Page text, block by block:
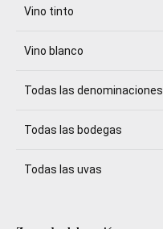
Vino tinto
Vino blanco
Todas las denominaciones
Todas las bodegas
Todas las uvas